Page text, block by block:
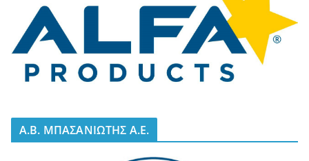
A.B. ΜΠΑΣΑΝΙΩΤΗΣ Α.Ε.